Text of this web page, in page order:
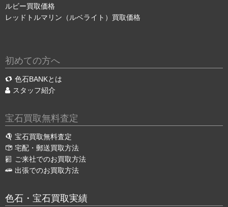
ルビー買取価格
レッドトルマリン（ルベライト）買取価格
初めての方へ
色石BANKとは
スタッフ紹介
宝石買取無料査定
宝石買取無料査定
宅配・郵送買取方法
ご来社でのお買取方法
出張でのお買取方法
色石・宝石買取実績